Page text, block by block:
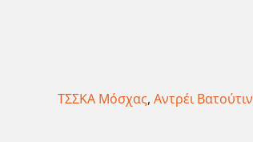
ΤΣΣΚΑ Μόσχας, Αντρέι Βατούτιν